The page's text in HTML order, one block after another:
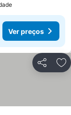
Ver preços
Partilhar